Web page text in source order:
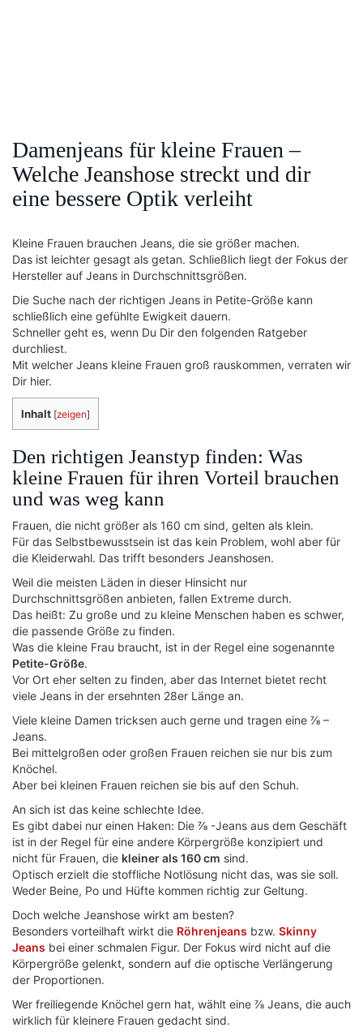
Damenjeans für kleine Frauen –
Welche Jeanshose streckt und dir
eine bessere Optik verleiht
Kleine Frauen brauchen Jeans, die sie größer machen.
Das ist leichter gesagt als getan. Schließlich liegt der Fokus der
Hersteller auf Jeans in Durchschnittsgrößen.
Die Suche nach der richtigen Jeans in Petite-Größe kann
schließlich eine gefühlte Ewigkeit dauern.
Schneller geht es, wenn Du Dir den folgenden Ratgeber
durchliest.
Mit welcher Jeans kleine Frauen groß rauskommen, verraten wir
Dir hier.
Inhalt [zeigen]
Den richtigen Jeanstyp finden: Was
kleine Frauen für ihren Vorteil brauchen
und was weg kann
Frauen, die nicht größer als 160 cm sind, gelten als klein.
Für das Selbstbewusstsein ist das kein Problem, wohl aber für
die Kleiderwahl. Das trifft besonders Jeanshosen.
Weil die meisten Läden in dieser Hinsicht nur
Durchschnittsgrößen anbieten, fallen Extreme durch.
Das heißt: Zu große und zu kleine Menschen haben es schwer,
die passende Größe zu finden.
Was die kleine Frau braucht, ist in der Regel eine sogenannte
Petite-Größe.
Vor Ort eher selten zu finden, aber das Internet bietet recht
viele Jeans in der ersehnten 28er Länge an.
Viele kleine Damen tricksen auch gerne und tragen eine ⅞ –
Jeans.
Bei mittelgroßen oder großen Frauen reichen sie nur bis zum
Knöchel.
Aber bei kleinen Frauen reichen sie bis auf den Schuh.
An sich ist das keine schlechte Idee.
Es gibt dabei nur einen Haken: Die ⅞ -Jeans aus dem Geschäft
ist in der Regel für eine andere Körpergröße konzipiert und
nicht für Frauen, die kleiner als 160 cm sind.
Optisch erzielt die stoffliche Notlösung nicht das, was sie soll.
Weder Beine, Po und Hüfte kommen richtig zur Geltung.
Doch welche Jeanshose wirkt am besten?
Besonders vorteilhaft wirkt die Röhrenjeans bzw. Skinny
Jeans bei einer schmalen Figur. Der Fokus wird nicht auf die
Körpergröße gelenkt, sondern auf die optische Verlängerung
der Proportionen.
Wer freiliegende Knöchel gern hat, wählt eine ⅞ Jeans, die auch
wirklich für kleinere Frauen gedacht sind.